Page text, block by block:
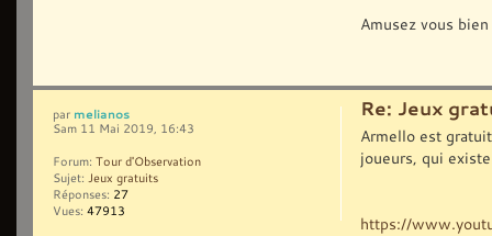
Amusez vous bien
Re: Jeux
Armello est
joueurs, qui
https://
par melianos
Sam 11 Mai 2019, 16:43
Forum: Tour d'Observation
Sujet: Jeux gratuits
Réponses: 27
Vues: 47913